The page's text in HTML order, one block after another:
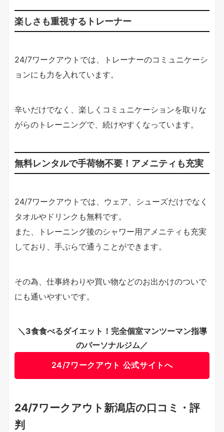
楽しさも重視するトレーナー
24/7ワークアウトでは、トレーナーのコミュニケーシ
ョンにも力を入れています。
辛いだけでなく、楽しくコミュニケーションを取りな
がらのトレーニングで、続けやすくなっています。
無料レンタルで手荷物不要！アメニティも充実
24/7ワークアウトでは、ウェア、シューズだけでなく
タオルやドリンクも無料です。
また、トレーニング後のシャワー用アメニティも充実
しており、手ぶらで通うことができます。
その為、仕事終わりや買い物などのお出かけのついで
にも通いやすいです。
＼3食食べるダイエット！完全個室マンツーマン指導
のパーソナルジム／
24/7ワークアウト 公式サイトへ
24/7ワークアウト新潟店の口コミ・評
判